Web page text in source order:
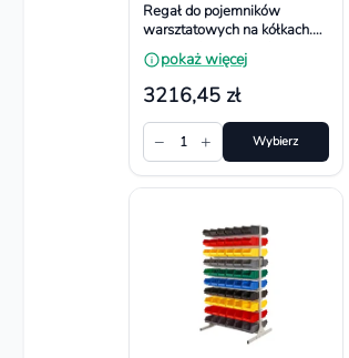
Regał do pojemników
warsztatowych na kółkach.
Wym. 1740x940x700 mm,
64 pojemniki
pokaż więcej
3216,45 zł
− 1 + Wybierz